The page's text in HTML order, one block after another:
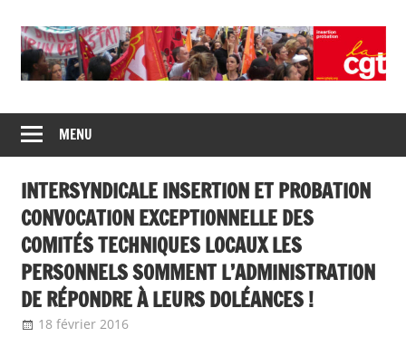
content
CGT
insertion
probation
de
syndicats
CGT
insertion
probation
MENU
INTERSYNDICALE INSERTION ET PROBATION
CONVOCATION EXCEPTIONNELLE DES
COMITÉS TECHNIQUES LOCAUX LES
PERSONNELS SOMMENT L’ADMINISTRATION
DE RÉPONDRE À LEURS DOLÉANCES !
18 février 2016